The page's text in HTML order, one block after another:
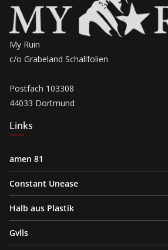
My Ruin
c/o Grabeland Schallfolien
Postfach 103308
44033 Dortmund
Links
amen 81
Constant Unease
Halb aus Plastik
Gvlls